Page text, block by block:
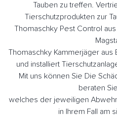
Tauben zu treffen.
Tierschutzprodukten zur
Thomaschky Pest Control
Thomaschky Kammerjäger
und installiert
Mit uns können Sie Die
beraten
welches der jeweiligen
in Ihrem Fall am